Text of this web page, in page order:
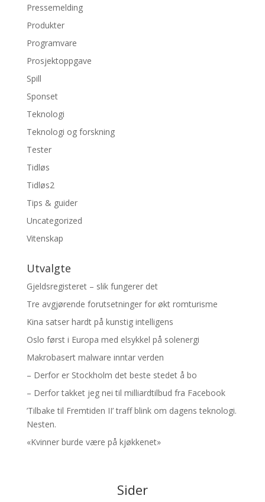
Pressemelding
Produkter
Programvare
Prosjektoppgave
Spill
Sponset
Teknologi
Teknologi og forskning
Tester
Tidløs
Tidløs2
Tips & guider
Uncategorized
Vitenskap
Utvalgte
Gjeldsregisteret – slik fungerer det
Tre avgjørende forutsetninger for økt romturisme
Kina satser hardt på kunstig intelligens
Oslo først i Europa med elsykkel på solenergi
Makrobasert malware inntar verden
– Derfor er Stockholm det beste stedet å bo
– Derfor takket jeg nei til milliardtilbud fra Facebook
’Tilbake til Fremtiden II’ traff blink om dagens teknologi.
Nesten.
«Kvinner burde være på kjøkkenet»
Sider